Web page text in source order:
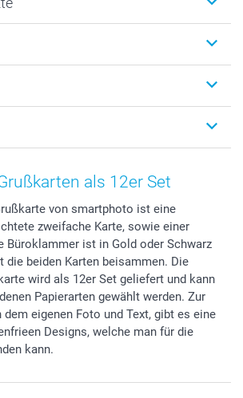
als Buch & Poster
(PDF)
als 12er Set
von smartphoto ist eine
zweifache Karte, sowie einer
Büroklammer ist in Gold oder Schwarz
die beiden Karten beisammen. Die
wird als 12er Set geliefert und kann
Papierarten gewählt werden. Zur
dem eigenen Foto und Text, gibt es eine
Designs, welche man für die
kann.